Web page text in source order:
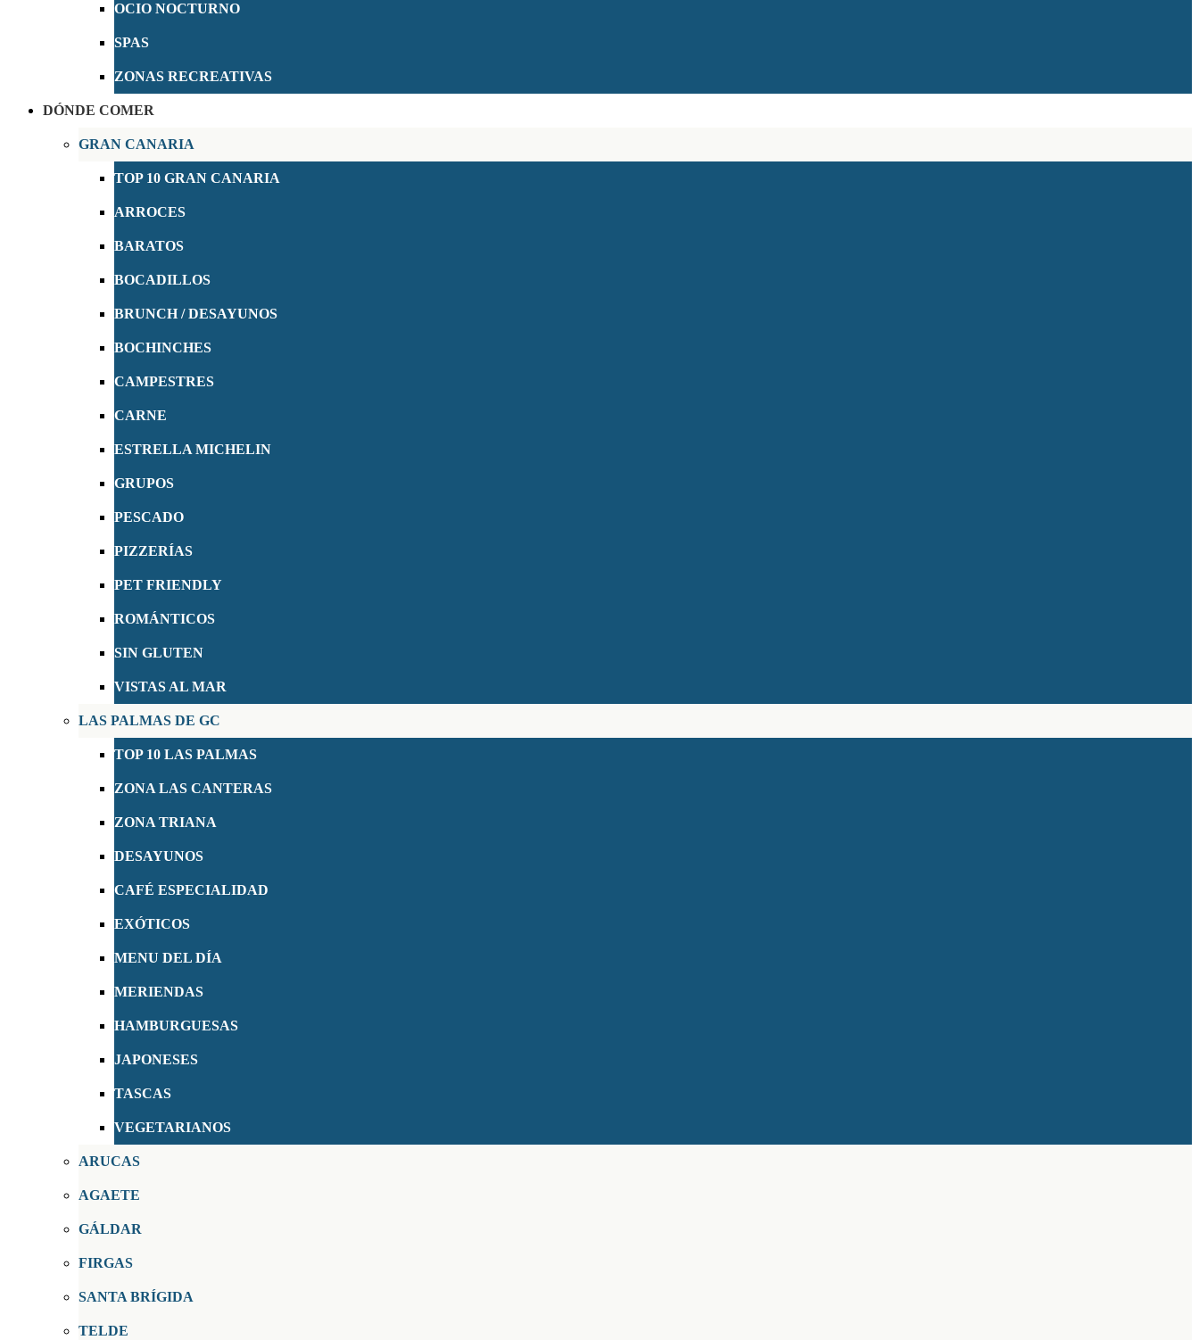
OCIO NOCTURNO
SPAS
ZONAS RECREATIVAS
DÓNDE COMER
GRAN CANARIA
TOP 10 GRAN CANARIA
ARROCES
BARATOS
BOCADILLOS
BRUNCH / DESAYUNOS
BOCHINCHES
CAMPESTRES
CARNE
ESTRELLA MICHELIN
GRUPOS
PESCADO
PIZZERÍAS
PET FRIENDLY
ROMÁNTICOS
SIN GLUTEN
VISTAS AL MAR
LAS PALMAS DE GC
TOP 10 LAS PALMAS
ZONA LAS CANTERAS
ZONA TRIANA
DESAYUNOS
CAFÉ ESPECIALIDAD
EXÓTICOS
MENU DEL DÍA
MERIENDAS
HAMBURGUESAS
JAPONESES
TASCAS
VEGETARIANOS
ARUCAS
AGAETE
GÁLDAR
FIRGAS
SANTA BRÍGIDA
TELDE